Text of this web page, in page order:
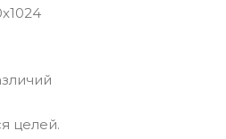
целей.